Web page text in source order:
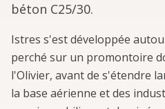
béton C25/30.
Istres s'est développée
perché sur un promontoire
l'Olivier, avant de s'étendre
la base aérienne et des